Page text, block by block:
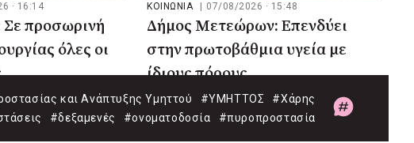
· 16:14
προσωρινή
όλες οι
ΚΟΙΝΩΝΙΑ 07/08/2026 · 15:48
Δήμος Μετεώρων: Επενδύει
στην πρωτοβάθμια υγεία με
ίδιους πόρους
και Ανάπτυξης Υμηττού #ΥΜΗΤΤΟΣ
#Χάρης
#δεξαμενές #ονοματοδοσία #πυροπροστασία